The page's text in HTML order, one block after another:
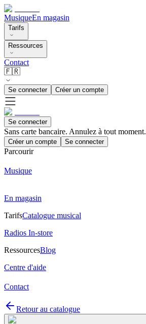
MusiqueEn magasin
Tarifs
Ressources
Contact
🇫🇷
Se connecter Créer un compte
Se connecter
Sans carte bancaire. Annulez à tout moment.
Créer un compte Se connecter
Parcourir
Musique
En magasin
TarifsCatalogue musical
Radios In-store
RessourcesBlog
Centre d'aide
Contact
Retour au catalogue